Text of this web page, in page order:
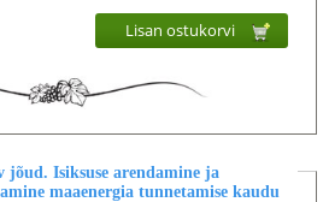
Lisan ostukorvi
jõud. Isiksuse arendamine ja
maaenergia tunnetamise kaudu